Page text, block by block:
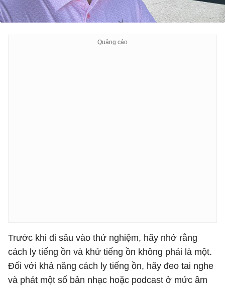
Trước khi đi sâu vào thử nghiệm, hãy nhớ rằng
cách ly tiếng ồn và khử tiếng ồn không phải là một.
Đối với khả năng cách ly tiếng ồn, hãy đeo tai nghe
và phát một số bản nhạc hoặc podcast ở mức âm